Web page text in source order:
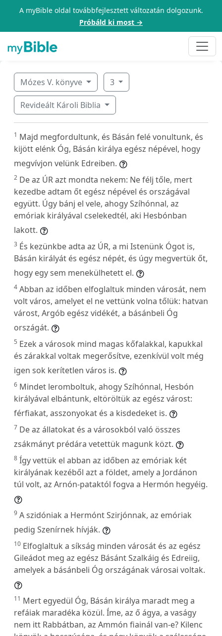
A myBible oldal továbbfejlesztett változatán dolgozunk.
Próbáld ki most →
Mózes V. könyve 3
Revideált Károli Biblia
1 Majd megfordultunk, és Básán felé vonultunk, és
kijött elénk Óg, Básán királya egész népével, hogy
megvívjon velünk Edreiben.
2 De az ÚR azt mondta nekem: Ne félj tőle, mert
kezedbe adtam őt egész népével és országával
együtt. Úgy bánj el vele, ahogy Szíhónnal, az
emóriak királyával cselekedtél, aki Hesbónban
lakott.
3 És kezünkbe adta az ÚR, a mi Istenünk Ógot is,
Básán királyát és egész népét, és úgy megvertük őt,
hogy egy sem menekülhetett el.
4 Abban az időben elfoglaltuk minden városát, nem
volt város, amelyet el ne vettünk volna tőlük: hatvan
várost, Argób egész vidékét, a básánbeli Óg
országát.
5 Ezek a városok mind magas kőfalakkal, kapukkal
és zárakkal voltak megerősítve, ezenkívül volt még
igen sok kerítetlen város is.
6 Mindet leromboltuk, ahogy Szíhónnal, Hesbón
királyával elbántunk, eltöröltük az egész várost:
férfiakat, asszonyokat és a kisdedeket is.
7 De az állatokat és a városokból való összes
zsákmányt prédára vetettük magunk közt.
8 Így vettük el abban az időben az emóriak két
királyának kezéből azt a földet, amely a Jordánon
túl volt, az Arnón-pataktól fogva a Hermón hegyéig.
9 A szidóniak a Hermónt Szirjónnak, az emóriak
pedig Szenírnek hívják.
10 Elfoglaltuk a síkság minden városát és az egész
Gileádot meg az egész Básánt Szalkáig és Edreiig,
amelyek a básánbeli Óg országának városai voltak.
11 Mert egyedül Óg, Básán királya maradt meg a
refáiak maradéka közül. Íme, az ő ágya, a vaságy
nem itt Rabbátban, az Ammón fiainál van-e? Kilenc